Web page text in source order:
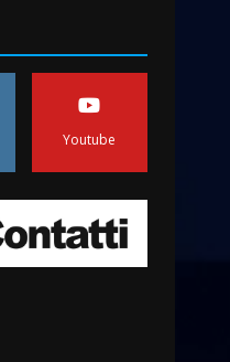
Musica di
nuovo
06:05
per
campionato di
06:00
Youtube